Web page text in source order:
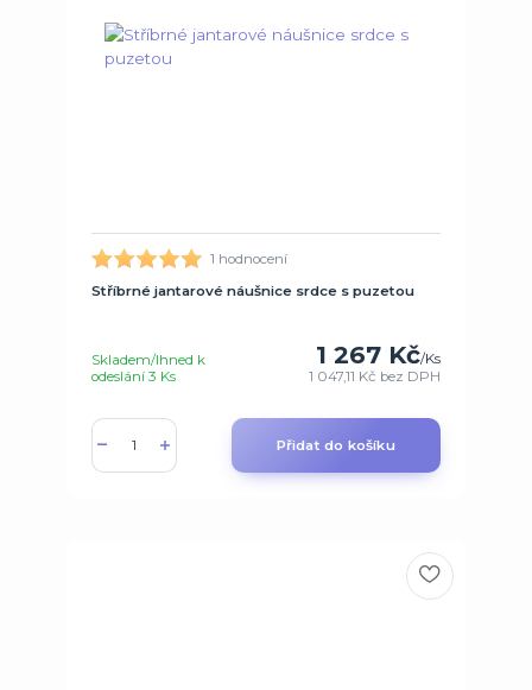
1 hodnocení
Stříbrné jantarové náušnice srdce s puzetou
1 267 Kč/Ks
1 047,11 Kč bez DPH
Skladem/Ihned k
odeslání 3 Ks
Přidat do košíku